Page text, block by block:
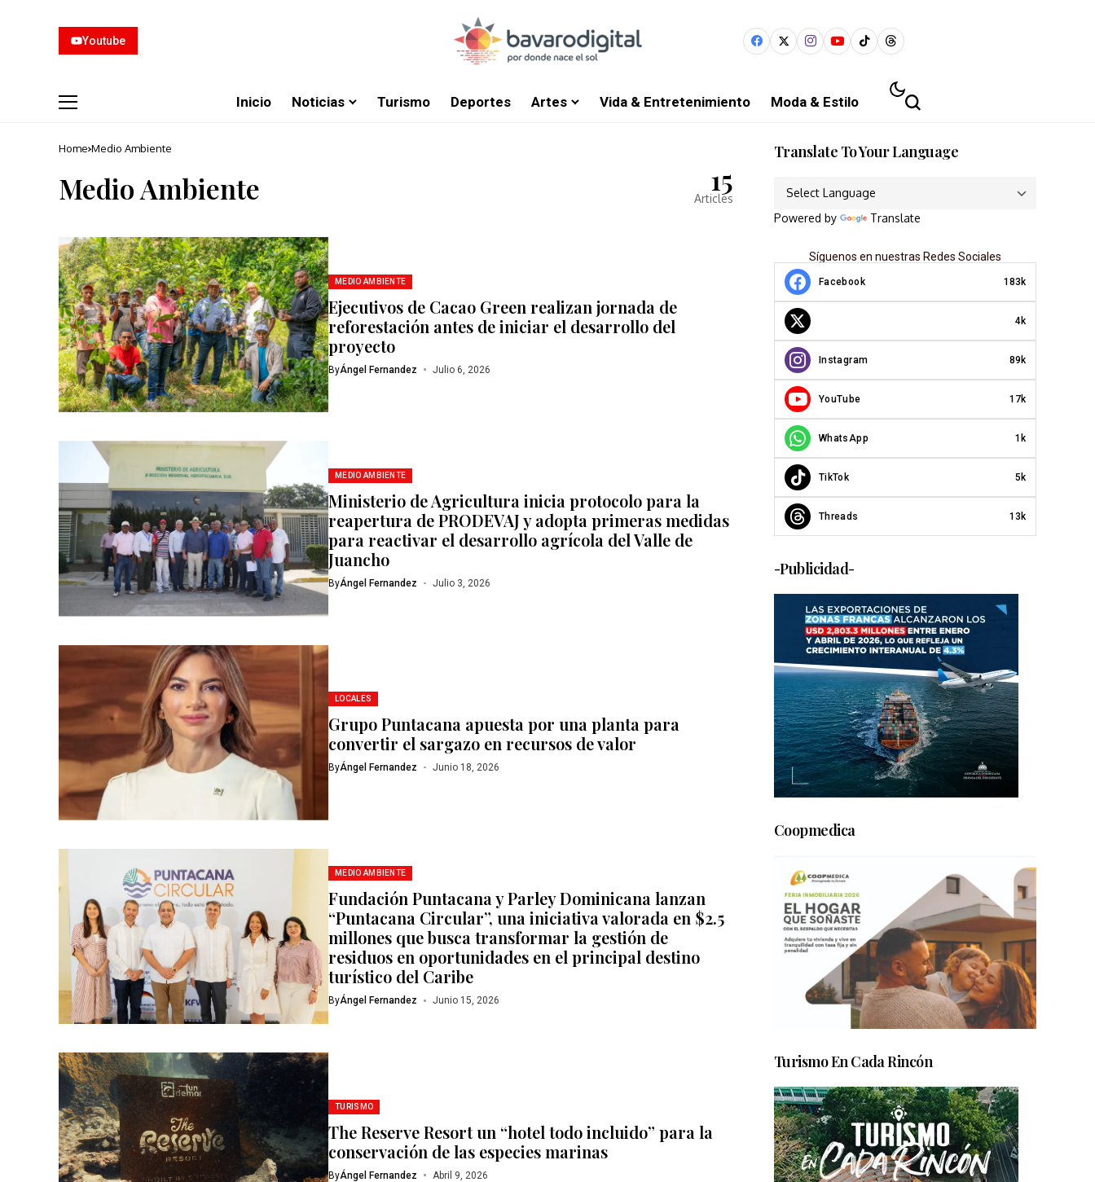
Youtube
Inicio Noticias Turismo Deportes Artes Vida & Entretenimiento Moda & Estilo
Home Medio Ambiente
Medio Ambiente 15
Articles
MEDIO AMBIENTE
Ejecutivos de Cacao Green realizan jornada de
reforestación antes de iniciar el desarrollo del
proyecto
ByÁngel Fernandez Julio 6, 2026
MEDIO AMBIENTE
Ministerio de Agricultura inicia protocolo para la
reapertura de PRODEVAJ y adopta primeras medidas
para reactivar el desarrollo agrícola del Valle de
Juancho
ByÁngel Fernandez Julio 3, 2026
LOCALES
Grupo Puntacana apuesta por una planta para
convertir el sargazo en recursos de valor
ByÁngel Fernandez Junio 18, 2026
MEDIO AMBIENTE
Fundación Puntacana y Parley Dominicana lanzan
“Puntacana Circular”, una iniciativa valorada en $2.5
millones que busca transformar la gestión de
residuos en oportunidades en el principal destino
turístico del Caribe
ByÁngel Fernandez Junio 15, 2026
TURISMO
The Reserve Resort un “hotel todo incluido” para la
conservación de las especies marinas
ByÁngel Fernandez Abril 9, 2026
Translate To Your Language
Powered by Translate
Síguenos en nuestras Redes Sociales
Facebook 183k
4k
Instagram 89k
YouTube 17k
WhatsApp 1k
TikTok 5k
Threads 13k
-Publicidad-
Coopmedica
Turismo En Cada Rincón